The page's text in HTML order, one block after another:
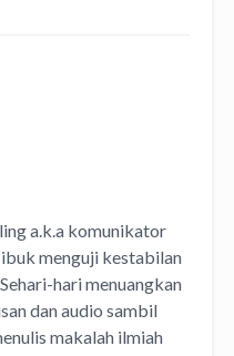
a.k.a komunikator
menguji kestabilan
hari menuangkan
danaudio sambil
makalah ilmiah